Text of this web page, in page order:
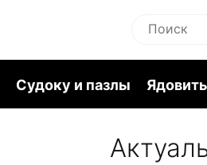
Судоку и пазлы